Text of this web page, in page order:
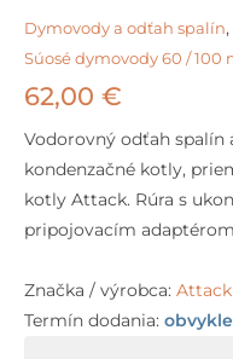
Dymovody a odťah spalín,
Súosé dymovody 60 /
62,00 €
Vodorovný odťah spalín
kondenzačné kotly,
kotly Attack. Rúra s
pripojovacím
Značka / výrobca: Attack
Termín dodania: